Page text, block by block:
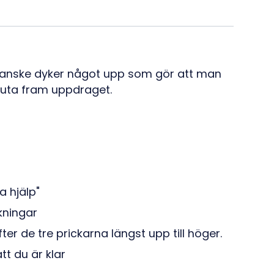
dyker något upp som gör att man
fram uppdraget.
hjälp"
de tre prickarna längst upp till höger.
du är klar